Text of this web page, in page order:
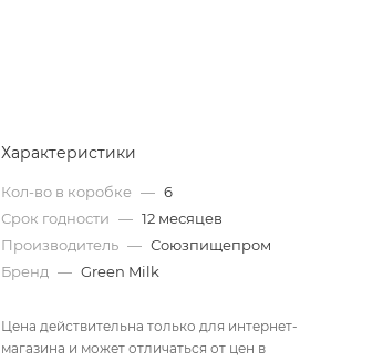
Характеристики
Кол-во в коробке — 6
Срок годности — 12 месяцев
Производитель — Союзпищепром
Бренд — Green Milk
Цена действительна только для интернет-
магазина и может отличаться от цен в